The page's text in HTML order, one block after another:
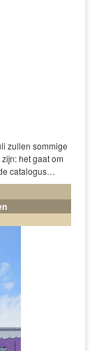
zullen sommige
het gaat om
catalogus…